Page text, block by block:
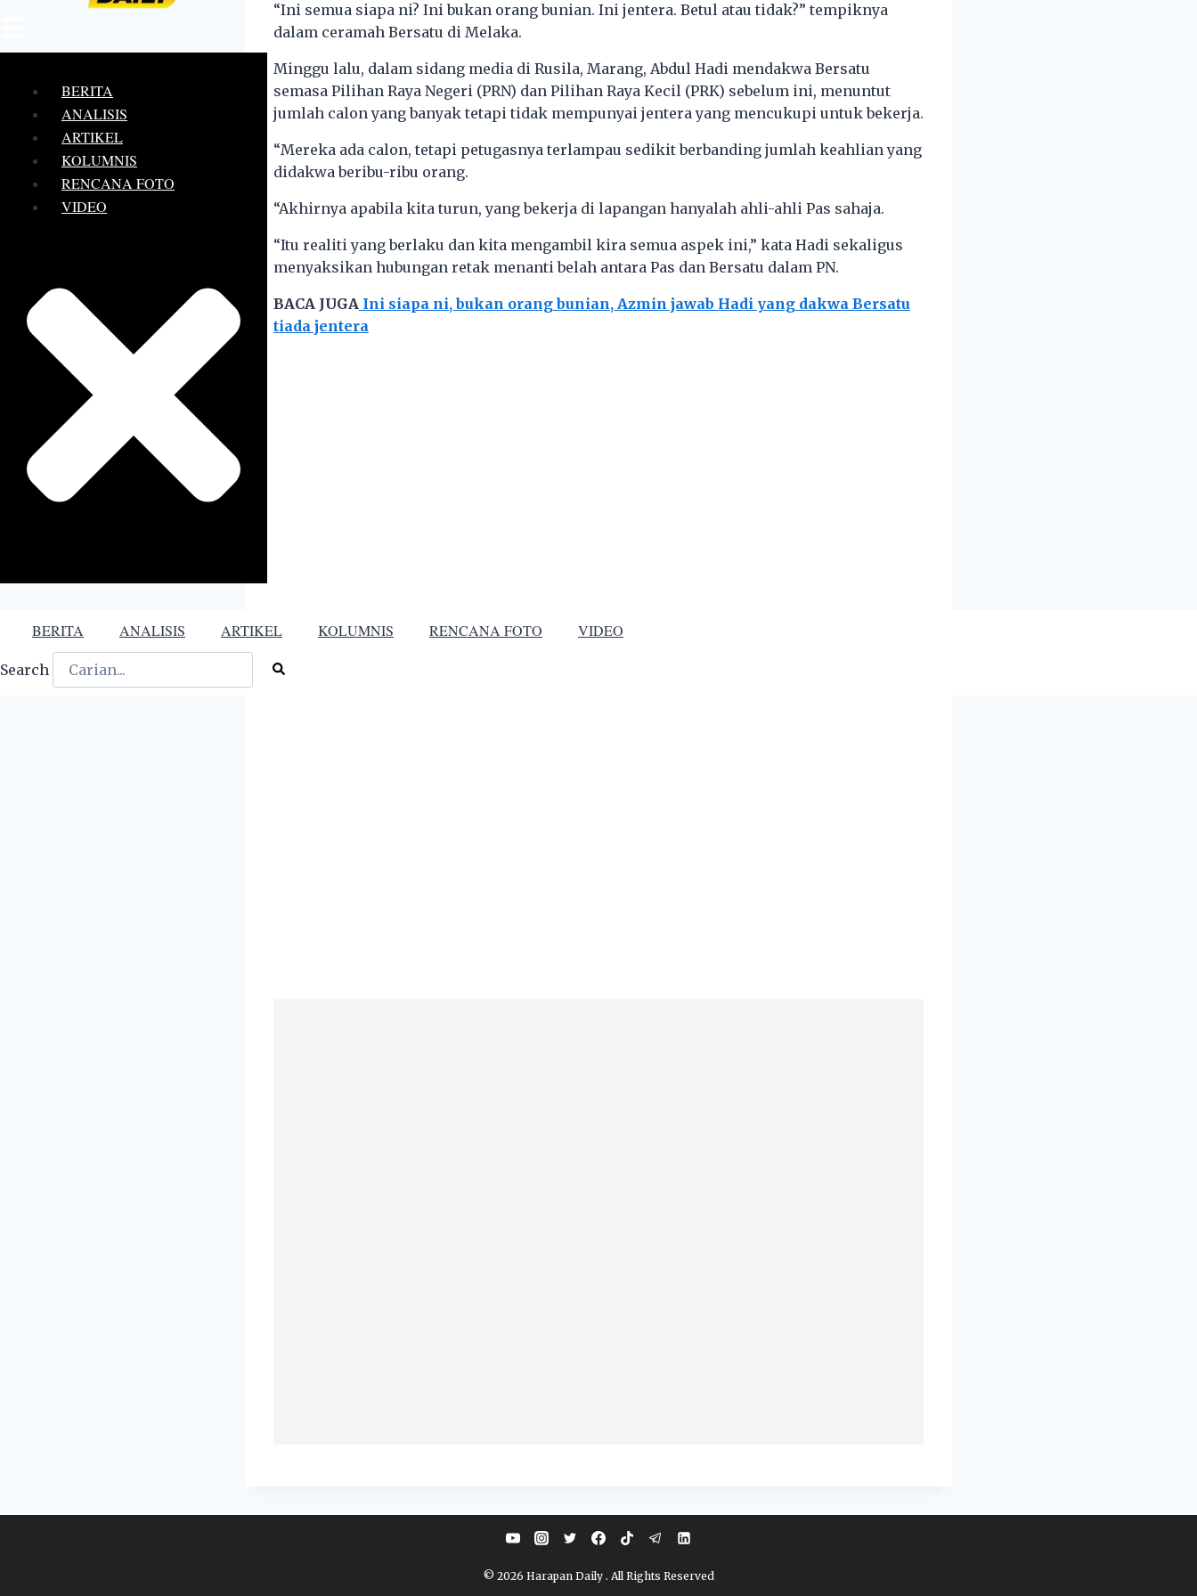
BERITA
ANALISIS
ARTIKEL
KOLUMNIS
RENCANA FOTO
VIDEO
BERITA ANALISIS ARTIKEL KOLUMNIS RENCANA FOTO VIDEO
Search
“Ini semua siapa ni? Ini bukan orang bunian. Ini jentera. Betul atau tidak?” tempiknya
dalam ceramah Bersatu di Melaka.
Minggu lalu, dalam sidang media di Rusila, Marang, Abdul Hadi mendakwa Bersatu
semasa Pilihan Raya Negeri (PRN) dan Pilihan Raya Kecil (PRK) sebelum ini, menuntut
jumlah calon yang banyak tetapi tidak mempunyai jentera yang mencukupi untuk bekerja.
“Mereka ada calon, tetapi petugasnya terlampau sedikit berbanding jumlah keahlian yang
didakwa beribu-ribu orang.
“Akhirnya apabila kita turun, yang bekerja di lapangan hanyalah ahli-ahli Pas sahaja.
“Itu realiti yang berlaku dan kita mengambil kira semua aspek ini,” kata Hadi sekaligus
menyaksikan hubungan retak menanti belah antara Pas dan Bersatu dalam PN.
BACA JUGA Ini siapa ni, bukan orang bunian, Azmin jawab Hadi yang dakwa Bersatu
tiada jentera
© 2026 Harapan Daily . All Rights Reserved